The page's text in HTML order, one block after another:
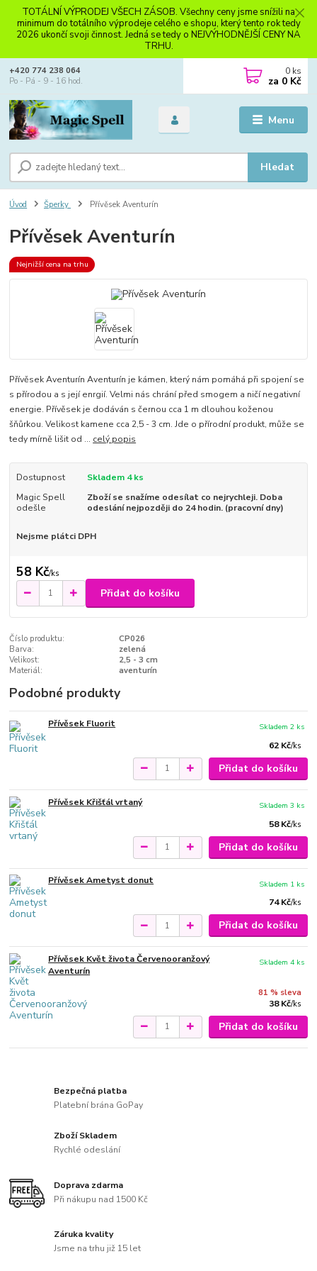
TOTÁLNÍ VÝPRODEJ VŠECH ZÁSOB. Všechny ceny jsme snížili na
minimum do totálního výprodeje celého e shopu, který tento rok tedy
2026 ukončí svoji činnost. Jedná se tedy o NEJVÝHODNĚJŠÍ CENY NA
TRHU.
Menu
Hledat
+420 774 238 064
Po - Pá - 9 - 16 hod.
0 ks
za 0 Kč
Úvod Šperky Přívěsek Aventurín
Přívěsek Aventurín
Nejnižší cena na trhu
Přívěsek Aventurín Aventurín je kámen, který nám pomáhá při spojení se
s přírodou a s její enrgií. Velmi nás chrání před smogem a ničí negativní
energie. Přívěsek je dodáván s černou cca 1 m dlouhou koženou
šňůrkou. Velikost kamene cca 2,5 - 3 cm. Jde o přírodní produkt, může se
tedy mírně lišit od ... celý popis
Dostupnost
Skladem 4 ks
Magic Spell
odešle
Zboží se snažíme odesílat co nejrychleji. Doba
odeslání nejpozději do 24 hodin. (pracovní dny)
Nejsme plátci DPH
58 Kč/ks
Přidat do košíku
Číslo produktu:
CP026
Barva:
zelená
Velikost:
2,5 - 3 cm
Materiál:
aventurín
Podobné produkty
Přívěsek Fluorit
62 Kč/ks
Skladem 2 ks
Přidat do košíku
Přívěsek Křišťál vrtaný
58 Kč/ks
Skladem 3 ks
Přidat do košíku
Přívěsek Ametyst donut
74 Kč/ks
Skladem 1 ks
Přidat do košíku
Přívěsek Květ života Červenooranžový
Aventurín
81 % sleva
38 Kč/ks
Skladem 4 ks
Přidat do košíku
Bezpečná platba
Platební brána GoPay
Zboží Skladem
Rychlé odeslání
Doprava zdarma
Při nákupu nad 1500 Kč
Záruka kvality
Jsme na trhu již 15 let